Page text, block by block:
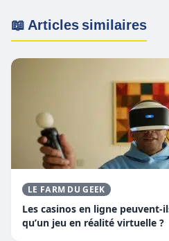
📖 Articles similaires
LE FARM DU GEEK
Les casinos en ligne
qu’un jeu en réalité virtuelle ?